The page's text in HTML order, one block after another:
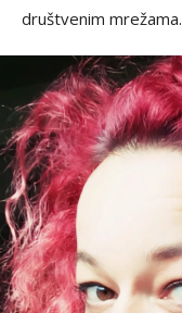
društvenim mrežama.